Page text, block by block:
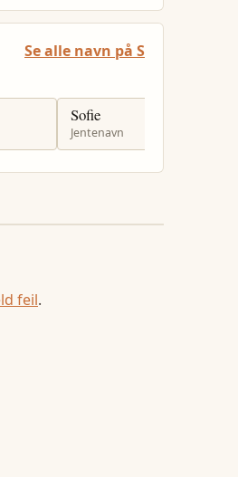
Se alle navn på S
Sofie
Jentenavn
feil.